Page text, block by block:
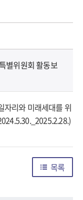
별위원회 활동보
자리와 미래세대를 위
목록